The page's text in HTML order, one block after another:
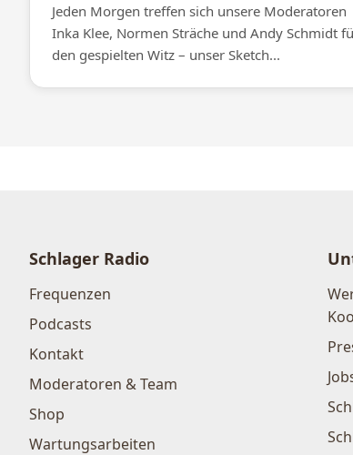
Jeden Morgen treffen sich unsere Moderatoren
Inka Klee, Normen Sträche und Andy Schmidt
den gespielten Witz – unser Sketch...
Schlager Radio
Frequenzen
Podcasts
Kontakt
Moderatoren & Team
Shop
Wartungsarbeiten